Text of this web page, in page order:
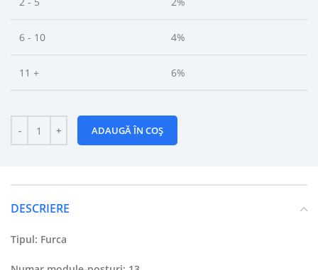
6 - 10 4%
11 + 6%
ADAUGĂ ÎN COȘ
DESCRIERE
Tipul: Furca